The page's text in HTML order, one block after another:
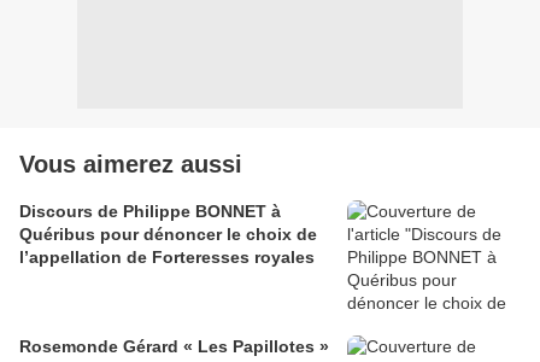
Vous aimerez aussi
Discours de Philippe BONNET à
Quéribus pour dénoncer le choix de
l’appellation de Forteresses royales
Rosemonde Gérard « Les Papillotes »